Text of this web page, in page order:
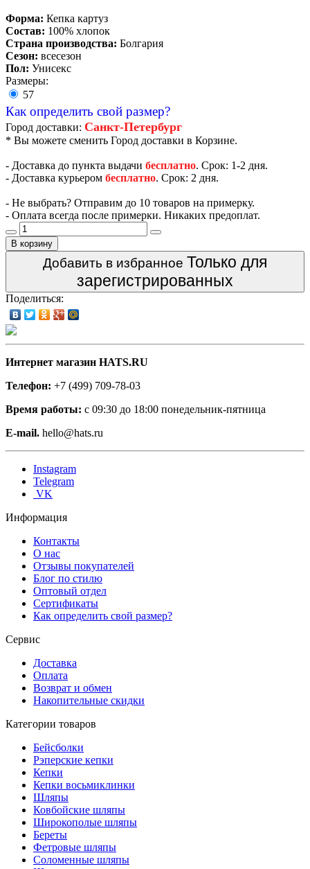
Форма: Кепка картуз
Состав: 100% хлопок
Страна производства: Болгария
Сезон: всесезон
Пол: Унисекс
Размеры:
57
Как определить свой размер?
Город доставки: Санкт-Петербург
* Вы можете сменить Город доставки в Корзине.
- Доставка до пункта выдачи бесплатно. Срок: 1-2 дня.
- Доставка курьером бесплатно. Срок: 2 дня.
- Не выбрать? Отправим до 10 товаров на примерку.
- Оплата всегда после примерки. Никаких предоплат.
В корзину
Добавить в избранное Только для
зарегистрированных
Поделиться:
Интернет магазин HATS.RU
Телефон: +7 (499) 709-78-03
Время работы: с 09:30 до 18:00 понедельник-пятница
E-mail. hello@hats.ru
Instagram
Telegram
VK
Информация
Контакты
О нас
Отзывы покупателей
Блог по стилю
Оптовый отдел
Сертификаты
Как определить свой размер?
Сервис
Доставка
Оплата
Возврат и обмен
Накопительные скидки
Категории товаров
Бейсболки
Рэперские кепки
Кепки
Кепки восьмиклинки
Шляпы
Ковбойские шляпы
Широкополые шляпы
Береты
Фетровые шляпы
Соломенные шляпы